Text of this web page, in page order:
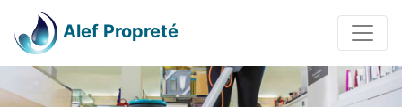
Alef Propreté